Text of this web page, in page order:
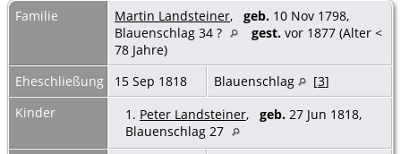
Familie Martin Landsteiner, geb. 10 Nov 1798,
Blauenschlag 34 ?
gest. vor 1877 (Alter <
78 Jahre)
Eheschließung
15 Sep 1818 Blauenschlag [3]
Kinder
1. Peter Landsteiner, geb. 27 Jun 1818,
Blauenschlag 27